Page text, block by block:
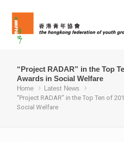
“Project RADAR” in the Top
Awards in Social Welfare
Home
Latest News
“Project RADAR” in the Top Ten of
Social Welfare